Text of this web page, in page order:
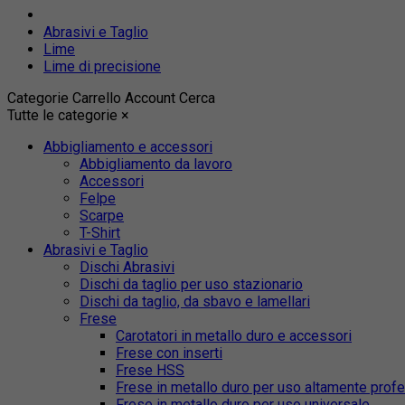
Abrasivi e Taglio
Lime
Lime di precisione
Categorie Carrello Account Cerca
Tutte le categorie ×
Abbigliamento e accessori
Abbigliamento da lavoro
Accessori
Felpe
Scarpe
T-Shirt
Abrasivi e Taglio
Dischi Abrasivi
Dischi da taglio per uso stazionario
Dischi da taglio, da sbavo e lamellari
Frese
Carotatori in metallo duro e accessori
Frese con inserti
Frese HSS
Frese in metallo duro per uso altamente